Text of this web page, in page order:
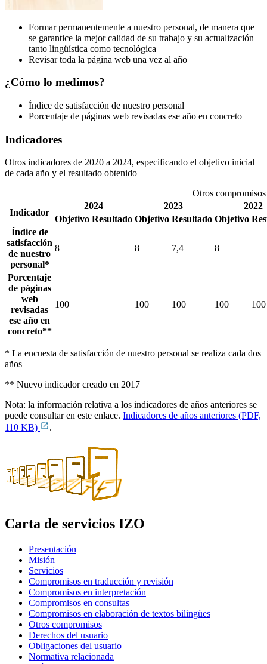
Formar permanentemente a nuestro personal, de manera que
se garantice la mejor calidad de su trabajo y su actualización
tanto lingüística como tecnológica
Revisar toda la página web una vez al año
¿Cómo lo medimos?
Índice de satisfacción de nuestro personal
Porcentaje de páginas web revisadas ese año en concreto
Indicadores
Otros indicadores de 2020 a 2024, especificando el objetivo inicial
de cada año y el resultado obtenido
Otros compromisos
Indicador
2024 2023
2022
Objetivo Resultado Objetivo Resultado Objetivo
Índice de
satisfacción
de nuestro
personal*
8 8 7,4 8
Porcentaje
de páginas
web
revisadas
ese año en
concreto**
100 100 100 100 100
* La encuesta de satisfacción de nuestro personal se realiza cada dos
años
** Nuevo indicador creado en 2017
Nota: la información relativa a los indicadores de años anteriores se
puede consultar en este enlace. Indicadores de años anteriores (PDF,
110 KB)
.
Carta de servicios IZO
Presentación
Misión
Servicios
Compromisos en traducción y revisión
Compromisos en interpretación
Compromisos en consultas
Compromisos en elaboración de textos bilingües
Otros compromisos
Derechos del usuario
Obligaciones del usuario
Normativa relacionada